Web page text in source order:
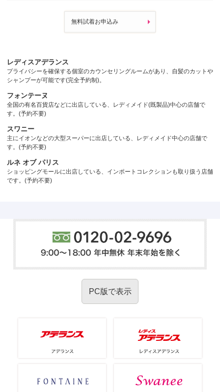
無料試着お申込み
レディスアデランス
プライバシーを確保する個室のカウンセリングルームがあり、自髪のカットや
シャンプーが可能です(完全予約制)。
フォンテーヌ
全国の有名百貨店などに出店している、レディメイド(既製品)中心の店舗で
す。(予約不要)
スワニー
主にイオンなどの大型スーパーに出店している、レディメイド中心の店舗で
す。(予約不要)
ルネ オブ パリス
ショッピングモールに出店している、インポートコレクションも取り扱う店舗
です。(予約不要)
PC版で表示